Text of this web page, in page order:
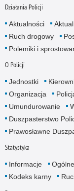
Działania Policji
Aktualności
Ruch drogowy
Polemiki i
O Policji
Jednostki
Organizacja
Umundurowanie
Duszpasterstwo
Prawosławne
Statystyka
Informacje
Kodeks karny